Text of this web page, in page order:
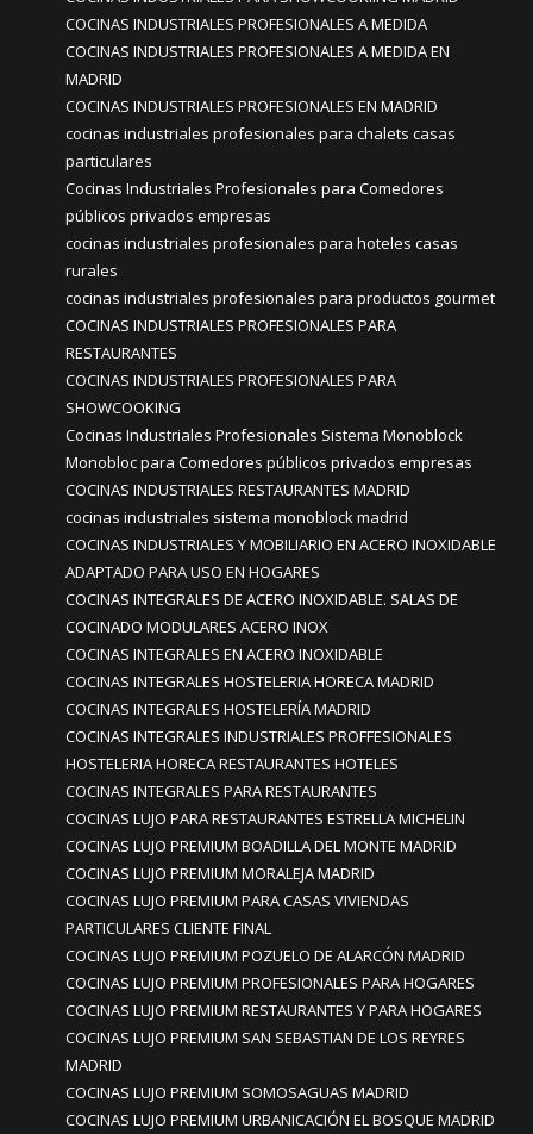
COCINAS INDUSTRIALES PROFESIONALES A MEDIDA
COCINAS INDUSTRIALES PROFESIONALES A MEDIDA EN
MADRID
COCINAS INDUSTRIALES PROFESIONALES EN MADRID
cocinas industriales profesionales para chalets casas
particulares
Cocinas Industriales Profesionales para Comedores
públicos privados empresas
cocinas industriales profesionales para hoteles casas
rurales
cocinas industriales profesionales para productos gourmet
COCINAS INDUSTRIALES PROFESIONALES PARA
RESTAURANTES
COCINAS INDUSTRIALES PROFESIONALES PARA
SHOWCOOKING
Cocinas Industriales Profesionales Sistema Monoblock
Monobloc para Comedores públicos privados empresas
COCINAS INDUSTRIALES RESTAURANTES MADRID
cocinas industriales sistema monoblock madrid
COCINAS INDUSTRIALES Y MOBILIARIO EN ACERO INOXIDABLE
ADAPTADO PARA USO EN HOGARES
COCINAS INTEGRALES DE ACERO INOXIDABLE. SALAS DE
COCINADO MODULARES ACERO INOX
COCINAS INTEGRALES EN ACERO INOXIDABLE
COCINAS INTEGRALES HOSTELERIA HORECA MADRID
COCINAS INTEGRALES HOSTELERÍA MADRID
COCINAS INTEGRALES INDUSTRIALES PROFFESIONALES
HOSTELERIA HORECA RESTAURANTES HOTELES
COCINAS INTEGRALES PARA RESTAURANTES
COCINAS LUJO PARA RESTAURANTES ESTRELLA MICHELIN
COCINAS LUJO PREMIUM BOADILLA DEL MONTE MADRID
COCINAS LUJO PREMIUM MORALEJA MADRID
COCINAS LUJO PREMIUM PARA CASAS VIVIENDAS
PARTICULARES CLIENTE FINAL
COCINAS LUJO PREMIUM POZUELO DE ALARCÓN MADRID
COCINAS LUJO PREMIUM PROFESIONALES PARA HOGARES
COCINAS LUJO PREMIUM RESTAURANTES Y PARA HOGARES
COCINAS LUJO PREMIUM SAN SEBASTIAN DE LOS REYRES
MADRID
COCINAS LUJO PREMIUM SOMOSAGUAS MADRID
COCINAS LUJO PREMIUM URBANICACIÓN EL BOSQUE MADRID